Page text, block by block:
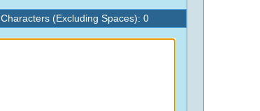
Characters (Excluding Spaces): 0